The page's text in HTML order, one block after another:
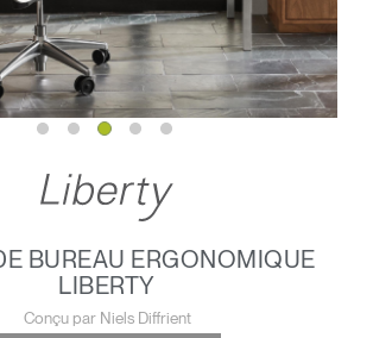
BUREAU ERGONOMIQUE
LIBERTY
Conçu par Niels Diffrient